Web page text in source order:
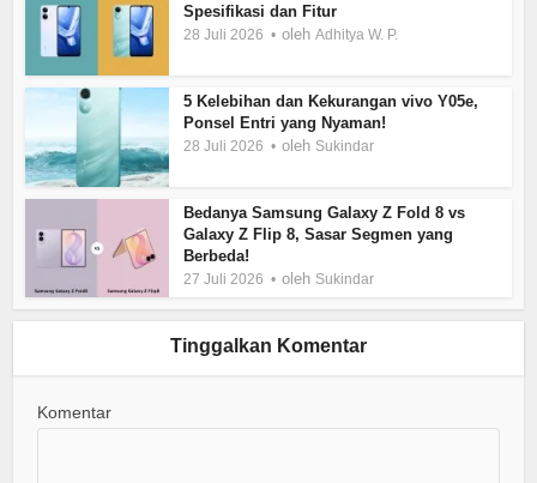
Spesifikasi dan Fitur
28 Juli 2026 olehAdhitya W. P.
5 Kelebihan dan Kekurangan vivo Y05e,
Ponsel Entri yang Nyaman!
28 Juli 2026 oleh Sukindar
Bedanya Samsung Galaxy Z Fold 8 vs
Galaxy Z Flip 8, Sasar Segmen yang
Berbeda!
27 Juli 2026 oleh Sukindar
Tinggalkan Komentar
Komentar